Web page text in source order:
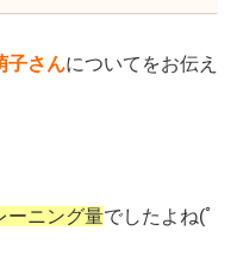
子さんについてをお伝え
ーニング量でしたよね(ﾟ